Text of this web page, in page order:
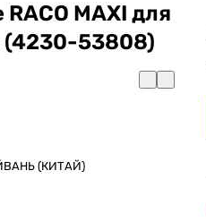
MAXI для
(4230-53808)
(КИТАЙ)